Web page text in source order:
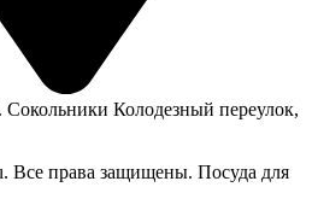
Сокольники Колодезный переулок,
Все права защищены. Посуда для